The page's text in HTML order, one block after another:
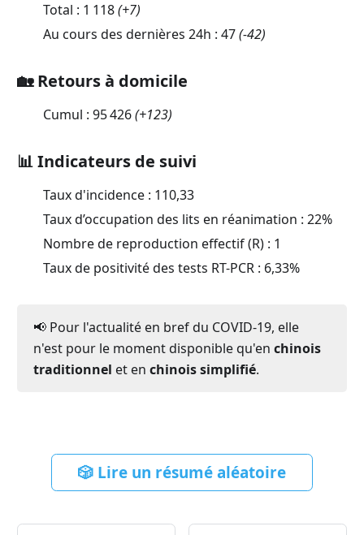
Total : 1 118(+7)
Au cours des dernières 24h : 47(-42)
🏡 Retours à domicile
Cumul : 95 426(+123)
📊 Indicateurs de suivi
Taux d'incidence : 110,33
Taux d’occupation des lits en réanimation : 22%
Nombre de reproduction effectif (R) : 1
Taux de positivité des tests RT-PCR : 6,33%
📢 Pour l'actualité en bref du COVID-19, elle
n'est pour le moment disponible qu'en chinois
traditionnel et en chinois simplifié.
🎲 Lire un résumé aléatoire